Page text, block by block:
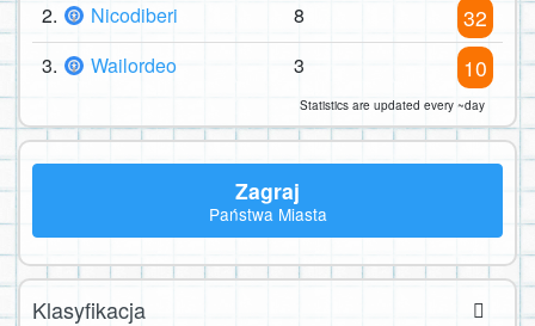
2. Nicodiberi 8 32
3. Wailordeo 3 10
Statistics are updated every ~day
Zagraj
Państwa Miasta
Klasyfikacja